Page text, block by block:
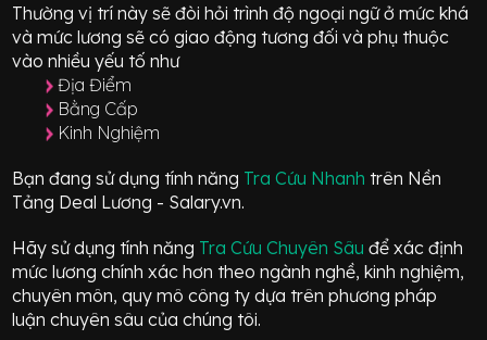
Thường vị trí này sẽ đòi hỏi trình độ ngoại ngữ ở mứckhá
và mức lương sẽ có giao động tương đối và phụ thuộc
vào nhiều yếu tố như
Địa Điểm
Bằng Cấp
Kinh Nghiệm
Bạn đang sử dụng tính năng Tra Cứu Nhanh trên Nền
Tảng Deal Lương - Salary.vn.
Hãy sử dụng tính năng Tra Cứu Chuyên Sâuđể xác định
mức lương chính xác hơn theo ngành nghề, kinh nghiệm,
chuyên môn, quy mô công ty dựa trên phương pháp
luận chuyên sâu của chúng tôi.